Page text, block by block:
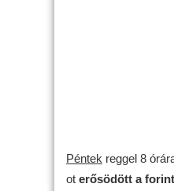
Péntek reggel 8
ot erősödött a forint